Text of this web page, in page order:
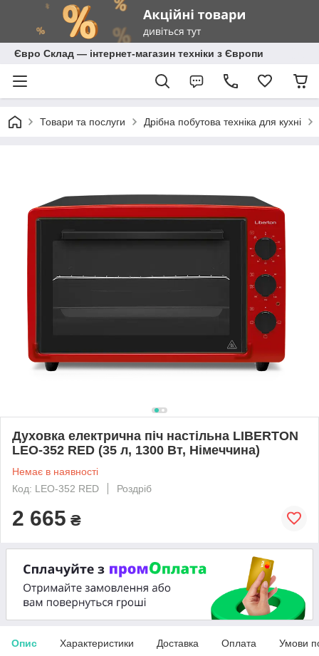
Євро Склад — інтернет-магазин техніки з Європи
Товари та послуги Дрібна побутова техніка для кухні
Духовка електрична піч настільна LIBERTON
LEO-352 RED (35 л, 1300 Вт, Німеччина)
Немає в наявності
Код: LEO-352 RED
Роздріб
2 665 ₴
Опис Характеристики Доставка Оплата Умови